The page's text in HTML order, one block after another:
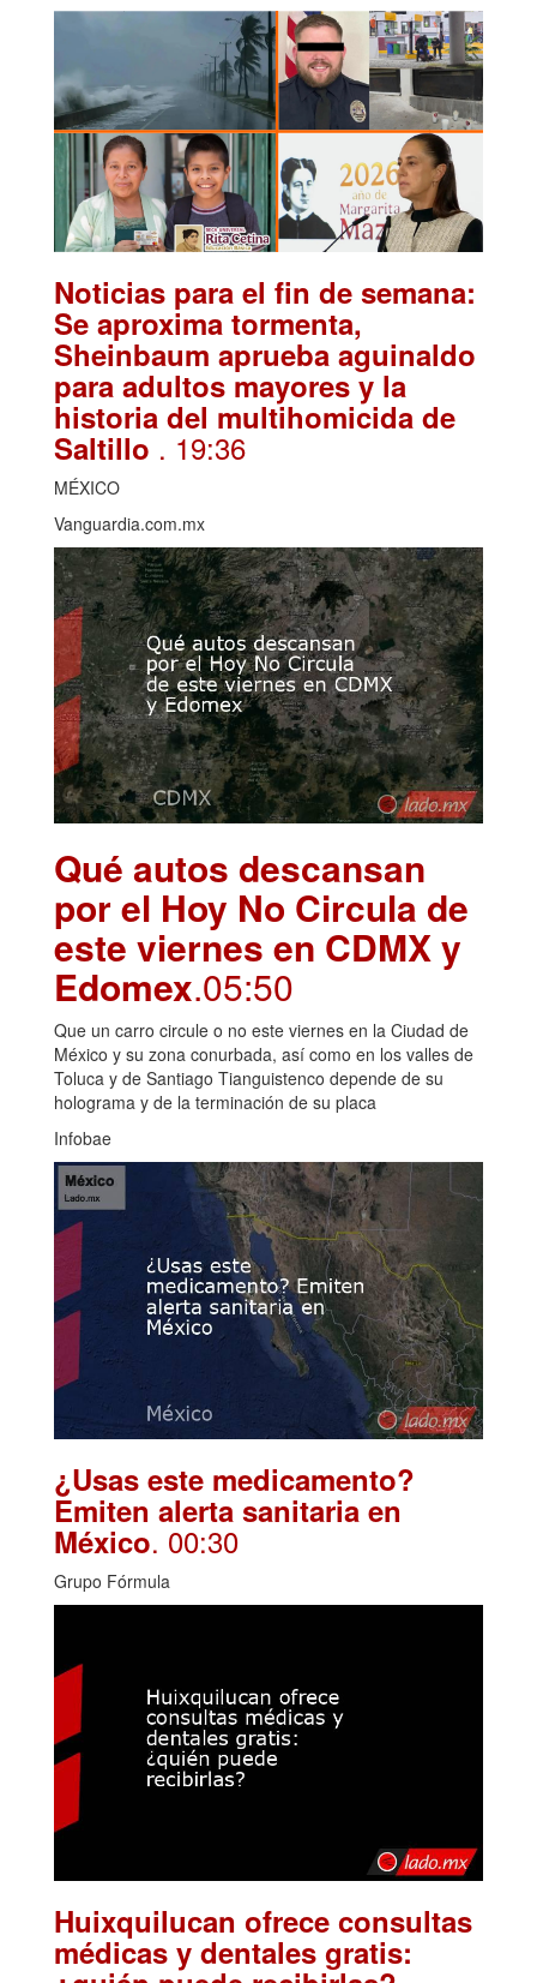
Noticias para el fin de semana:
Se aproxima tormenta,
Sheinbaum aprueba aguinaldo
para adultos mayores y la
historia del multihomicida de
Saltillo . 19:36
MÉXICO
Vanguardia.com.mx
Qué autos descansan
por el Hoy No Circula de
este viernes en CDMX y
Edomex.05:50
Que un carro circule o no este viernes en la Ciudad de
México y su zona conurbada, así como en los valles de
Toluca y de Santiago Tianguistenco depende de su
holograma y de la terminación de su placa
Infobae
¿Usas este medicamento?
Emiten alerta sanitaria en
México. 00:30
Grupo Fórmula
Huixquilucan ofrece consultas
médicas y dentales gratis: